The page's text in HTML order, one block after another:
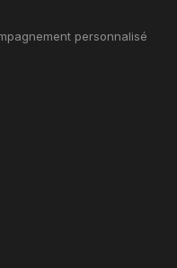
personnalisé